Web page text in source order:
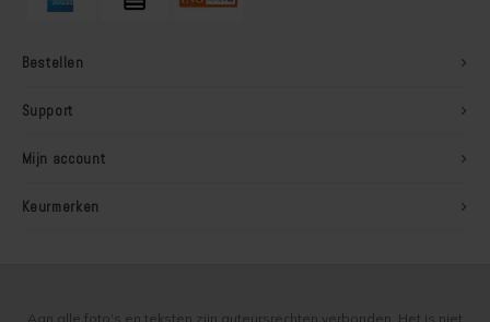
Bestellen
Support
Mijn account
Keurmerken
Aan alle foto's en teksten zijn auteursrechten verbonden. Het is niet